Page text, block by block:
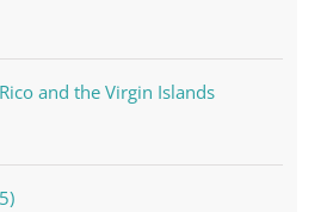
and the Virgin Islands